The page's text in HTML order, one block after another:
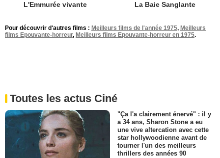
L'Emmurée vivante La Baie Sanglante
Pour découvrir d'autres films : Meilleurs films de l'année 1975, Meilleurs
films Epouvante-horreur, Meilleurs films Epouvante-horreur en 1975.
Toutes les actus Ciné
"Ça l'a clairement énervé" : il y
a 34 ans, Sharon Stone a eu
une vive altercation avec cette
star hollywoodienne avant de
tourner l'un des meilleurs
thrillers des années 90